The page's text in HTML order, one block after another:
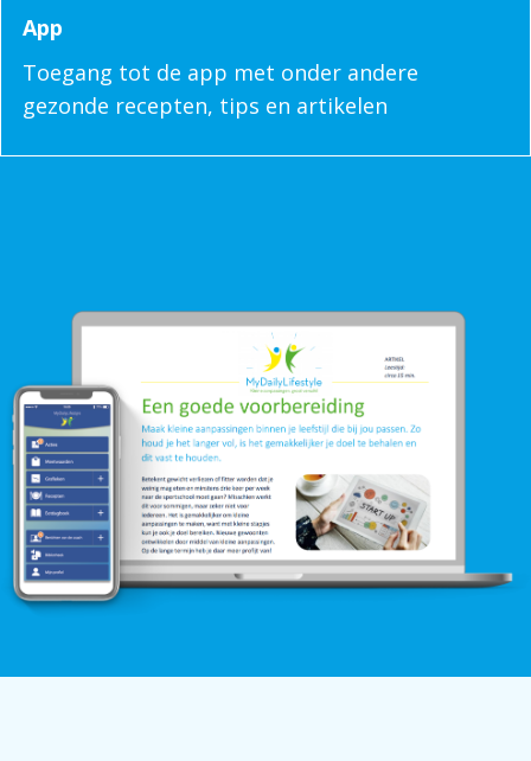
App
Toegang tot de app met onder andere
gezonde recepten, tips en artikelen